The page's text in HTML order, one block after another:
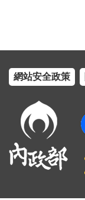
網站安全政策